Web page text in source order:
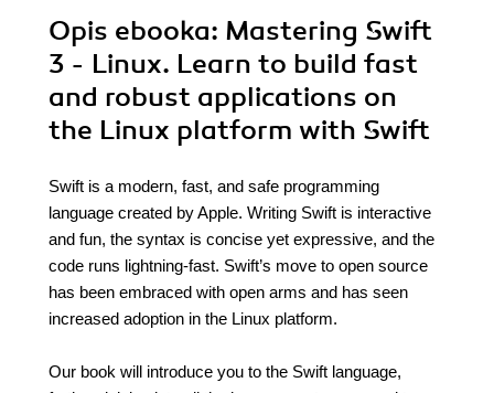
Opis ebooka: Mastering Swift
3 - Linux. Learn to build fast
and robust applications on
the Linux platform with Swift
Swift is a modern, fast, and safe programming
language created by Apple. Writing Swift is interactive
and fun, the syntax is concise yet expressive, and the
code runs lightning-fast. Swift’s move to open source
has been embraced with open arms and has seen
increased adoption in the Linux platform.
Our book will introduce you to the Swift language,